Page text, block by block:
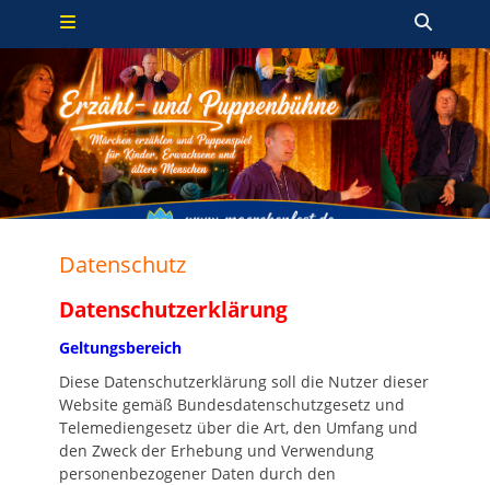
Zum
springen
Primäres Menü
Datenschutz
Datenschutzerklärung
Geltungsbereich
Diese Datenschutzerklärung soll die Nutzer dieser
Website gemäß Bundesdatenschutzgesetz und
Telemediengesetz über die Art, den Umfang und
den Zweck der Erhebung und Verwendung
personenbezogener Daten durch den